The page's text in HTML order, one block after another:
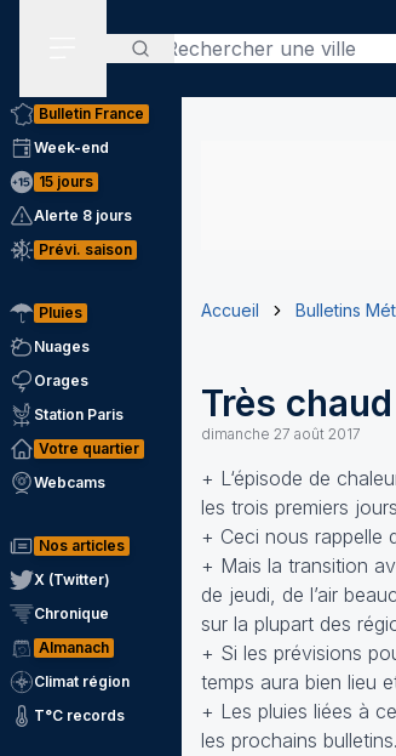
Rechercher
Bulletin France
Week-end
15 jours
Alerte 8 jours
Prévi. saison
Pluies
Nuages
Orages
Station Paris
Votre quartier
Webcams
Nos articles
X (Twitter)
Chronique
Almanach
Climat région
T°C records
Accueil Bulletins
Très
dimanche 27 août 2017
+ L‘épisode de
les trois premiers
+ Ceci nous rappelle
+ Mais la transition
de jeudi, de l’air
sur la plupart des
+ Si les prévisions
temps aura bien lieu
+ Les pluies liées à
les prochains bulletins.